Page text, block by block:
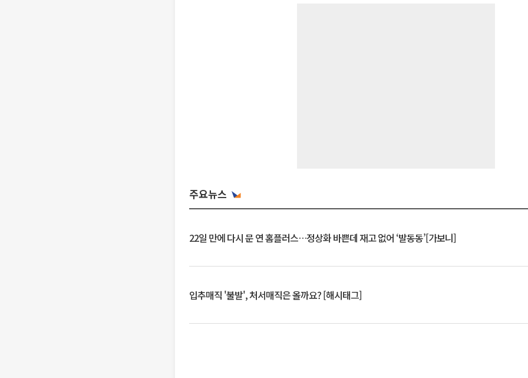
주요뉴스
22일 만에 다시 문 연 홈플러스…정상화 바쁜데 재고 없어 ‘발동동’[가보니]
입추매직 '불발', 처서매직은 올까요? [해시태그]